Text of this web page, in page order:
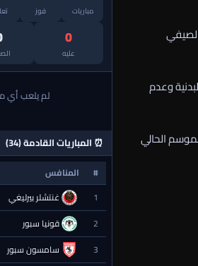
وعدم
الحالي
مباريات فوز
0
عليه
لم يلعب أي
⏰ المباريات القادمة (34)
# المنافس
1
غنتشلر بيرليغي
2 قونيا سبور
3 سامسون سبور